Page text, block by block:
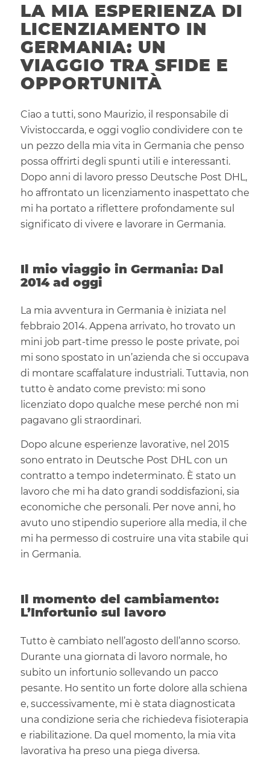
LA MIA ESPERIENZA DI
LICENZIAMENTO IN
GERMANIA: UN
VIAGGIO TRA SFIDE E
OPPORTUNITÀ
Ciao a tutti, sono Maurizio, il responsabile di
Vivistoccarda, e oggi voglio condividere con te
un pezzo della mia vita in Germania che penso
possa offrirti degli spunti utili e interessanti.
Dopo anni di lavoro presso Deutsche Post DHL,
ho affrontato un licenziamento inaspettato che
mi ha portato a riflettere profondamente sul
significato di vivere e lavorare in Germania.
Il mio viaggio in Germania: Dal
2014 ad oggi
La mia avventura in Germania è iniziata nel
febbraio 2014. Appena arrivato, ho trovato un
mini job part-time presso le poste private, poi
mi sono spostato in un’azienda che si occupava
di montare scaffalature industriali. Tuttavia, non
tutto è andato come previsto: mi sono
licenziato dopo qualche mese perché non mi
pagavano gli straordinari.
Dopo alcune esperienze lavorative, nel 2015
sono entrato in Deutsche Post DHL con un
contratto a tempo indeterminato. È stato un
lavoro che mi ha dato grandi soddisfazioni, sia
economiche che personali. Per nove anni, ho
avuto uno stipendio superiore alla media, il che
mi ha permesso di costruire una vita stabile qui
in Germania.
Il momento del cambiamento:
L’Infortunio sul lavoro
Tutto è cambiato nell’agosto dell’anno scorso.
Durante una giornata di lavoro normale, ho
subito un infortunio sollevando un pacco
pesante. Ho sentito un forte dolore alla schiena
e, successivamente, mi è stata diagnosticata
una condizione seria che richiedeva fisioterapia
e riabilitazione. Da quel momento, la mia vita
lavorativa ha preso una piega diversa.